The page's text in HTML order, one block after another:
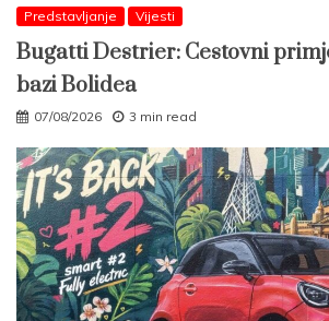
Predstavljanje Vijesti
Bugatti Destrier: Cestovni
bazi Bolidea
07/08/2026 3 min read